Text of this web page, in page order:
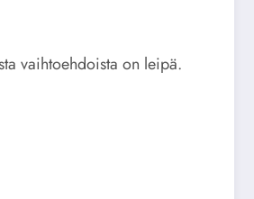
vaihtoehdoista on leipä.